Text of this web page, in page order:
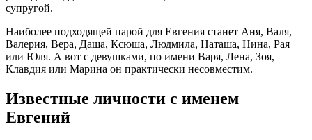
супругой.
Наиболее подходящей парой для Евгения станет Аня, Валя,
Валерия, Вера, Даша, Ксюша, Людмила, Наташа, Нина, Рая
или Юля. А вот с девушками, по имени Варя, Лена, Зоя,
Клавдия или Марина он практически несовместим.
Известные личности с именем
Евгений